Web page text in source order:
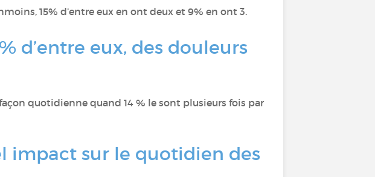
15% d’entre eux en ont deux et 9% en ont 3.
d’entre eux, des douleurs
quotidienne quand 14 % le sont plusieurs fois par
impact sur le quotidien des